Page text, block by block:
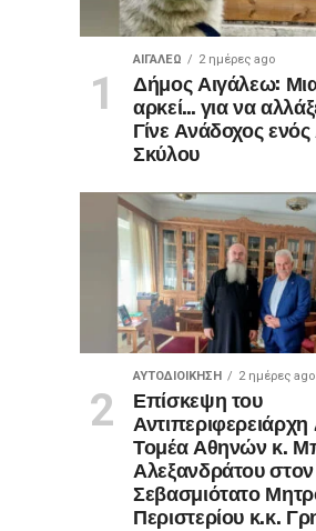
ΑΙΓΑΛΕΩ 2 ημέρες ago
Δήμος Αιγάλεω:
αρκεί… για να
Γίνε Ανάδοχος
Σκύλου
ΑΥΤΟΔΙΟΊΚΗΣΗ 2 ημέρες ago
Επίσκεψη του
Αντιπεριφερειάρχη
Τομέα Αθηνών κ.
Αλεξανδράτου στον
Σεβασμιότατο
Περιστερίου κ.κ.